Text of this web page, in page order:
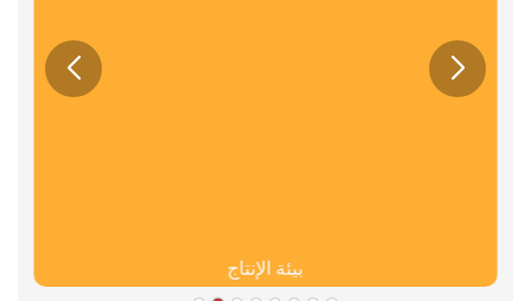
بيئة الإنتاج